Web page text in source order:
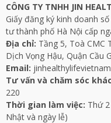
CÔNG TY TNHH JIN
Giấy đăng ký kinh doanh
tư thành phố Hà Nội cấp
Địa chỉ: Tầng 5, Toà CMC
Dịch Vọng Hậu, Quận Cầu
Email:
Tư vấn và chăm sóc
220
Thời gian làm việc: Thứ
Nhật và ngày lễ)